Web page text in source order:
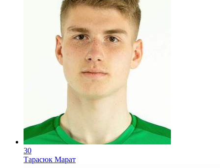
30
Тарасюк Марат